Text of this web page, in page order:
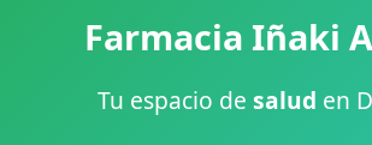
Farmacia Iñaki
Tu espacio de salud en